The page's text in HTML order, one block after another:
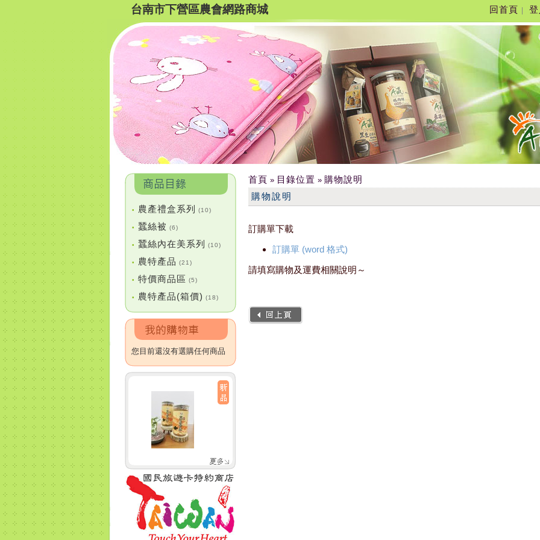
台南市下營區農會網路商城 回首頁
• 農產禮盒系列 (10)
• 蠶絲被 (6)
• 蠶絲內在美系列 (10)
• 農特產品 (21)
• 特價商品區 (5)
• 農特產品(箱價) (18)
您目前還沒有選購任何商品
首頁 » 目錄位置 » 購物說明
購物說明
訂購單下載
訂購單 (word 格式)
請填寫購物及運費相關說明～